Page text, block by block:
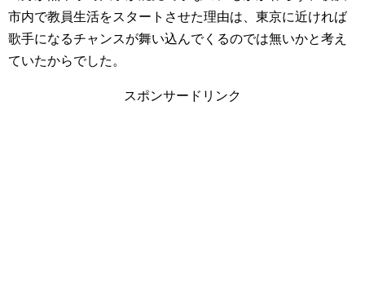
市内で教員生活をスタートさせた理由は、東京に近ければ
歌手になるチャンスが舞い込んでくるのでは無いかと考え
ていたからでした。
スポンサードリンク